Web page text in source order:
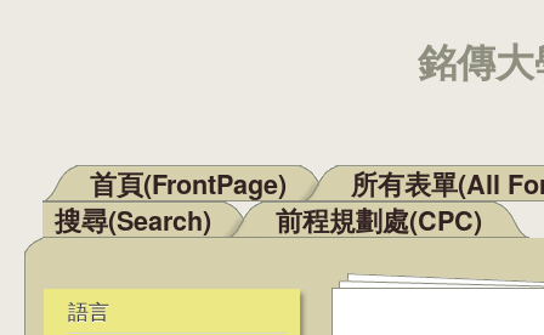
銘傳
主選單
首頁(FrontPage)
所有表單(All
搜尋(Search)
前程規劃處(CPC)
語言